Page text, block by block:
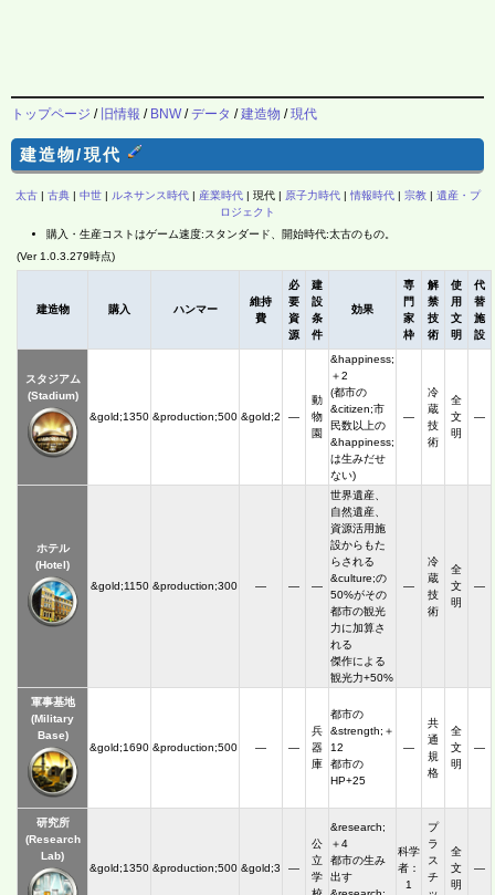
トップページ / 旧情報 / BNW/データ /建造物 /現代
建造物/現代
太古| 古典| 中世| ルネサンス時代| 産業時代| 現代 | 原子力時代| 情報時代| 宗教| 遺産・プ
ロジェクト
購入・生産コストはゲーム速度:スタンダード、開始時代:太古のもの。
(Ver 1.0.3.279時点)
建造物 購入 ハンマー
維持
費
必
要
資
源
建
設
条
件
効果
専
門
家
枠
解
禁
技
術
使
用
文
明
代
替
施
設
スタジアム
(Stadium)
&gold;1350 &production;500 &gold;2 ―
動
物
園
&happiness;
＋2
(都市の
&citizen;市
民数以上の
&happiness;
は生みだせ
ない)
―
冷
蔵
技
術
全
文
明
―
ホテル
(Hotel)
&gold;1150 &production;300 ― ― ―
世界遺産、
自然遺産、
資源活用施
設からもた
らされる
&culture;の
50%がその
都市の観光
力に加算さ
れる
傑作による
観光力+50%
―
冷
蔵
技
術
全
文
明
―
軍事基地
(Military
Base)
&gold;1690 &production;500 ― ―
兵
器
庫
都市の
&strength;＋
12
都市の
HP+25
―
共
通
規
格
全
文
明
―
研究所
(Research
Lab)
&gold;1350 &production;500 &gold;3 ―
公
立
学
&research;
＋4
都市の生み
出す
科学
者：
1
プ
ラ
ス
チ
全
文
明
―